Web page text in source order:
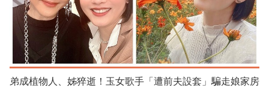
弟成植物人、姊猝逝！玉女歌手「遭前夫設套」騙走娘家房